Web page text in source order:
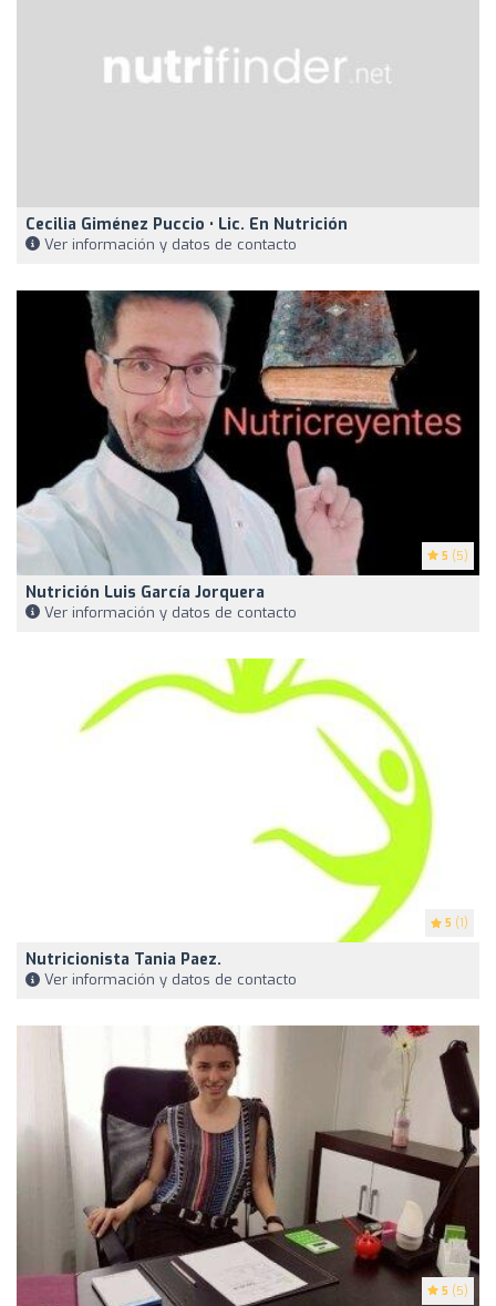
Cecilia Giménez Puccio • Lic. En Nutrición
Ver información y datos de contacto
5 (5)
Nutrición Luis García Jorquera
Ver información y datos de contacto
5 (1)
Nutricionista Tania Paez.
Ver información y datos de contacto
5 (5)